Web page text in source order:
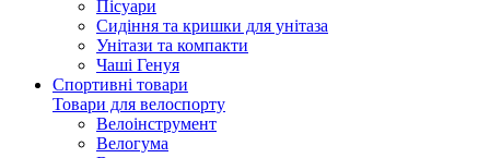
Пісуари
Сидіння та кришки для унітаза
Унітази та компакти
Чаші Генуя
Спортивні товари
Товари для велоспорту
Велоінструмент
Велогума